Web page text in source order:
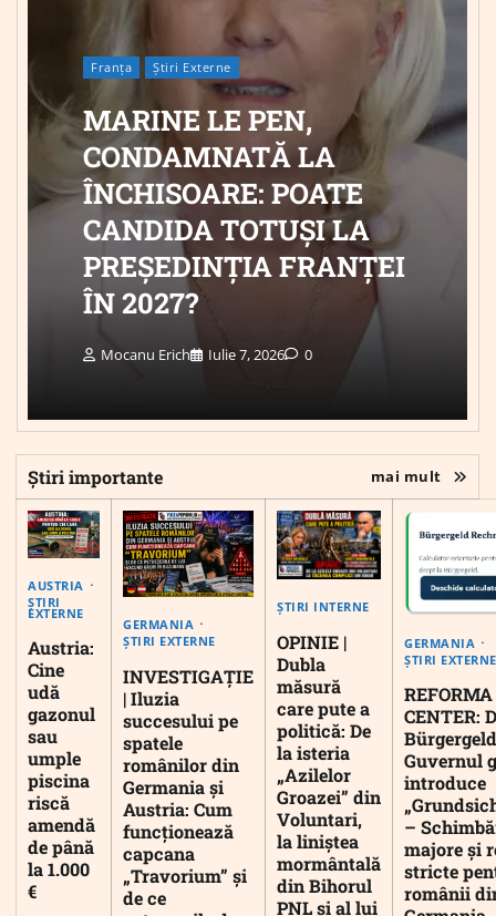
Franța Știri Externe
MARINE LE PEN,
CONDAMNATĂ LA
ÎNCHISOARE: POATE
CANDIDA TOTUȘI LA
PREȘEDINȚIA FRANȚEI
ÎN 2027?
Mocanu Erich Iulie 7, 2026 0
Știri importante mai mult
AUSTRIA
ȘTIRI
EXTERNE
Austria:
Cine
udă
gazonul
sau
umple
piscina
riscă
amendă
de până
la 1.000
€
GERMANIA
ȘTIRI EXTERNE
INVESTIGAȚIE
| Iluzia
succesului pe
spatele
românilor din
Germania și
Austria: Cum
funcționează
capcana
„Travorium” și
de ce
ȘTIRI INTERNE
OPINIE |
Dubla
măsură
care pute a
politică: De
la isteria
„Azilelor
Groazei” din
Voluntari,
la liniștea
mormântală
din Bihorul
PNL și al lui
GERMANIA
ȘTIRI EXTERNE
CENTER:
Guvernul
introduce
–
majore și
stricte
românii